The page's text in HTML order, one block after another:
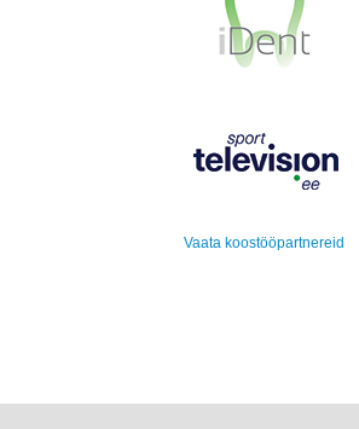
Vaata koostööpartnereid